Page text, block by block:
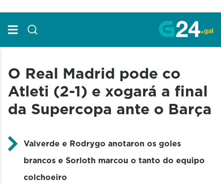
O Real Madrid pode co
Atleti (2-1) e xogará a final
da Supercopa ante o Barça
Valverde e Rodrygo anotaron os goles
brancos e Sorloth marcou o tanto do equipo
colchoeiro